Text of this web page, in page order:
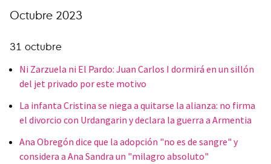
Octubre 2023
31 octubre
Ni Zarzuela ni El Pardo: Juan Carlos I dormirá en un sillón
del jet privado por este motivo
La infanta Cristina se niega a quitarse la alianza: no firma
el divorcio con Urdangarin y declara la guerra a Armentia
Ana Obregón dice que la adopción "no es de sangre" y
considera a Ana Sandra un "milagro absoluto"